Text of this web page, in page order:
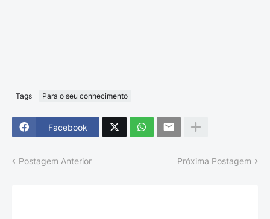
Tags Para o seu conhecimento
Facebook
Postagem Anterior Próxima Postagem